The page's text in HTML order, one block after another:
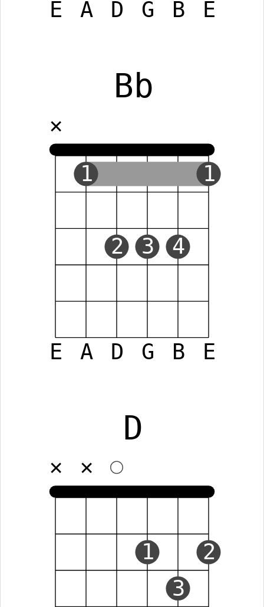
E A D G B E
Bb
E A D G B E
✕
1
2 3 4
1
D
✕ ✕
1
3
2